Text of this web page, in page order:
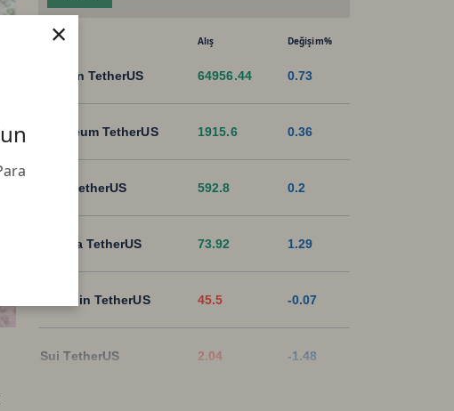
× Alış Değişim%
Bitcoin TetherUS 64956.44 0.73
Ethereum TetherUS 1915.6 0.36
BNB TetherUS 592.8 0.2
Solana TetherUS 73.92 1.29
Litecoin TetherUS 45.5 -0.07
Sui TetherUS 2.04 -1.48